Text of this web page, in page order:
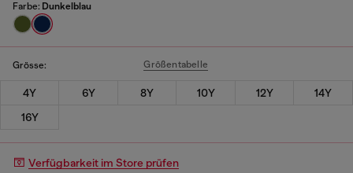
Farbe: Dunkelblau
Grösse: Größentabelle
4Y 6Y 8Y 10Y 12Y
14Y
16Y
Verfügbarkeit im Store prüfen